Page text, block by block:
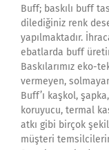
Buff; baskılı buff
dilediğiniz renk
yapılmaktadır.
ebatlarda buff
Baskılarımız eko-
vermeyen,
Buff’ı kaşkol,
koruyucu, termal
atkı gibi birçok
müşteri